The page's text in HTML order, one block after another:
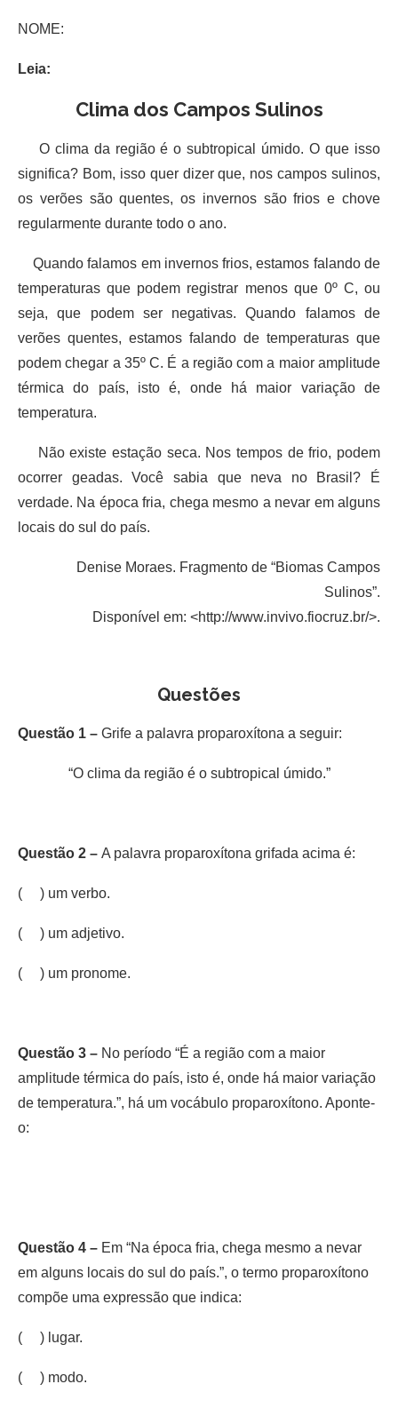
NOME:
Leia:
Clima dos Campos Sulinos
O clima da região é o subtropical úmido. O que isso
significa? Bom, isso quer dizer que, nos campos sulinos,
os verões são quentes, os invernos são frios e chove
regularmente durante todo o ano.
Quando falamos em invernos frios, estamos falando de
temperaturas que podem registrar menos que 0º C, ou
seja, que podem ser negativas. Quando falamos de
verões quentes, estamos falando de temperaturas que
podem chegar a 35º C. É a região com a maior amplitude
térmica do país, isto é, onde há maior variação de
temperatura.
Não existe estação seca. Nos tempos de frio, podem
ocorrer geadas. Você sabia que neva no Brasil? É
verdade. Na época fria, chega mesmo a nevar em alguns
locais do sul do país.
Denise Moraes. Fragmento de “Biomas Campos
Sulinos”.
Disponível em: <http://www.invivo.fiocruz.br/>.
Questões
Questão 1 – Grife a palavra proparoxítona a seguir:
“O clima da região é o subtropical úmido.”
Questão 2 – A palavra proparoxítona grifada acima é:
( ) um verbo.
( ) um adjetivo.
( ) um pronome.
Questão 3 – No período “É a região com a maior
amplitude térmica do país, isto é, onde há maior variação
de temperatura.”, há um vocábulo proparoxítono. Aponte-
o:
Questão 4 – Em “Na época fria, chega mesmo a nevar
em alguns locais do sul do país.”, o termo proparoxítono
compõe uma expressão que indica:
( ) lugar.
( ) modo.